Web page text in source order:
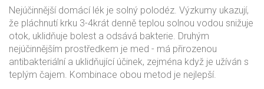
Nejúčinnější domácí lék je solný polodéz. Výzkumy ukazují,
že pláchnutí krku 3-4krát denně teplou solnou vodou snižuje
otok, uklidňuje bolest a odsává bakterie. Druhým
nejúčinnějším prostředkem je med - má přirozenou
antibakteriální a uklidňující účinek, zejména když je užíván s
teplým čajem. Kombinace obou metod je nejlepší.